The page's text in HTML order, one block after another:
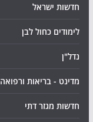
חדשות ישראל
לימודים כחול לבן
נדל"ן
מדינט - בריאות ורפואה
חדשות מגזר דתי